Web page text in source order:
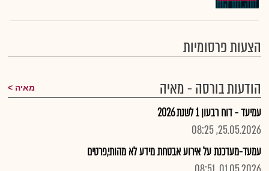
הצעות פרסומיות
הודעות בורסה - מאיה
מאיה
עמיעד - דוח רבעון 1 לשנת 2026
25.05.2026, 08:25
עמעד-מעדכנת על אירוע אבטחת מידע לא מהותי,פרטים